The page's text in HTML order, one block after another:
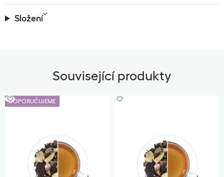
Složení
Související produkty
DOPORUČUJEME